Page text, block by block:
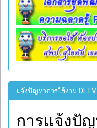
แจ้งปัญหาการใช้งาน DLTV